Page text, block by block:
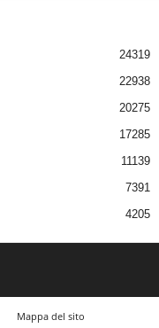
24319
22938
20275
17285
11139
7391
4205
Mappa del sito